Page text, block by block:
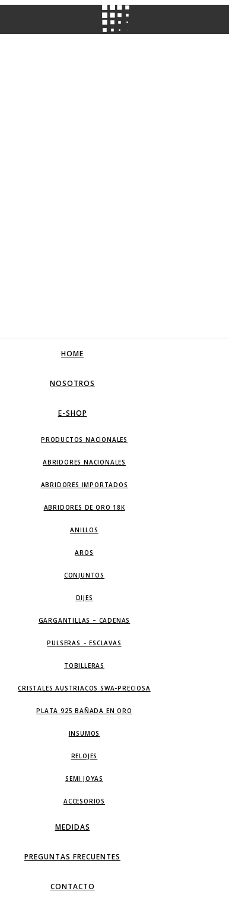
HOME
NOSOTROS
E-SHOP
PRODUCTOS NACIONALES
ABRIDORES NACIONALES
ABRIDORES IMPORTADOS
ABRIDORES DE ORO 18K
ANILLOS
AROS
CONJUNTOS
DIJES
GARGANTILLAS – CADENAS
PULSERAS – ESCLAVAS
TOBILLERAS
CRISTALES AUSTRIACOS SWA-PRECIOSA
PLATA 925 BAÑADA EN ORO
INSUMOS
RELOJES
SEMI JOYAS
ACCESORIOS
MEDIDAS
PREGUNTAS FRECUENTES
CONTACTO